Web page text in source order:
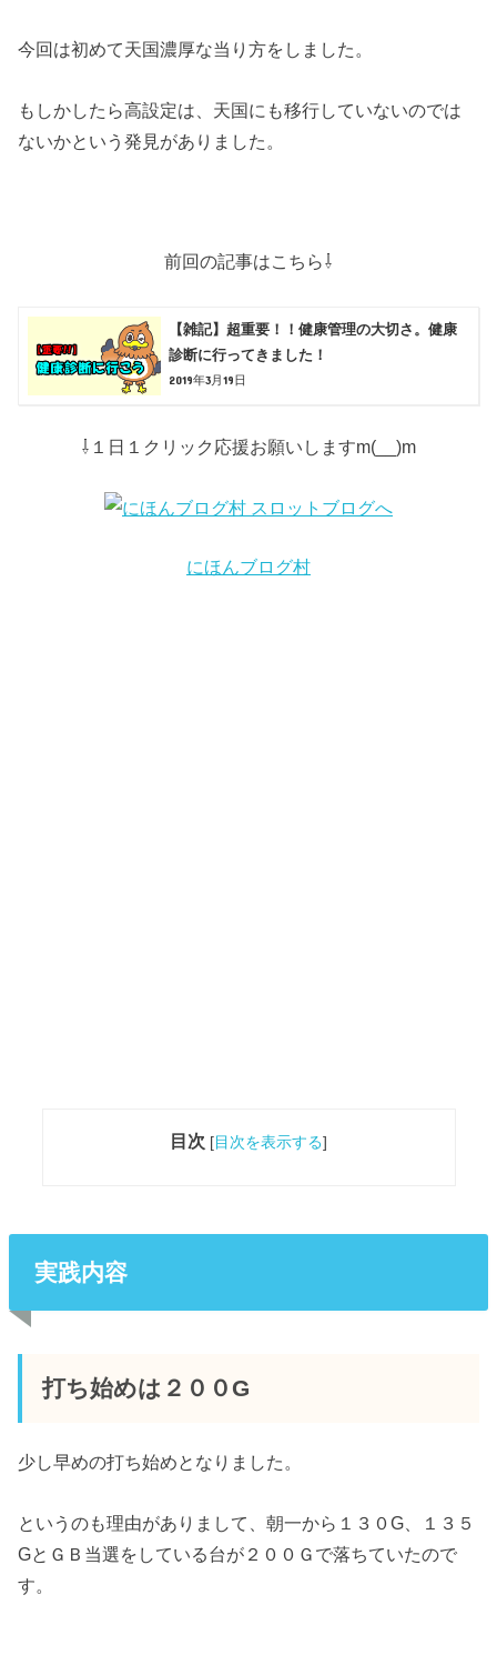
今回は初めて天国濃厚な当り方をしました。
もしかしたら高設定は、天国にも移行していないのでは
ないかという発見がありました。
前回の記事はこちら⇩
【雑記】超重要！！健康管理の大切さ。健康
診断に行ってきました！
2019年3月19日
⇩１日１クリック応援お願いしますm(__)m
にほんブログ村
目次 [目次を表示する]
実践内容
打ち始めは２００G
少し早めの打ち始めとなりました。
というのも理由がありまして、朝一から１３０G、１３５
GとＧＢ当選をしている台が２００Ｇで落ちていたので
す。